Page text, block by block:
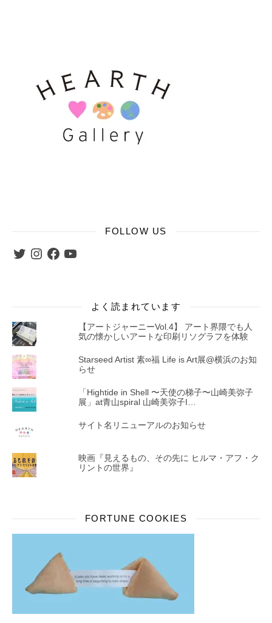
FOLLOW US
TwitterInstagram
FacebookYouTube
よく読まれています
【アートジャーニーVol.4】 アート界隈でも人
気の懐かしいアートな印刷リソグラフを体験
Starseed Artist 素∞福 Life is Art展@横浜のお知
らせ
「Hightide in Shell 〜天使の梯子〜山崎美弥子
展」at青山spiral 山崎美弥子I…
サイト名リニューアルのお知らせ
映画『見えるもの、その先に ヒルマ・アフ・ク
リントの世界』
FORTUNE COOKIES